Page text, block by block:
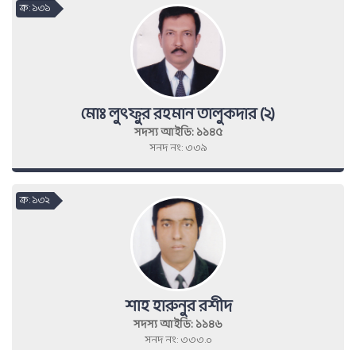
মোঃ লুৎফুর রহমান তালুকদার (২)
সদস্য আইডি: ১১৪৫
সনদ নং: ৩৩৯
ক্র : ১৩১
শাহ হারুনুর রশীদ
সদস্য আইডি: ১১৪৬
সনদ নং: ৩৩৩.০
ক্র : ১৩২